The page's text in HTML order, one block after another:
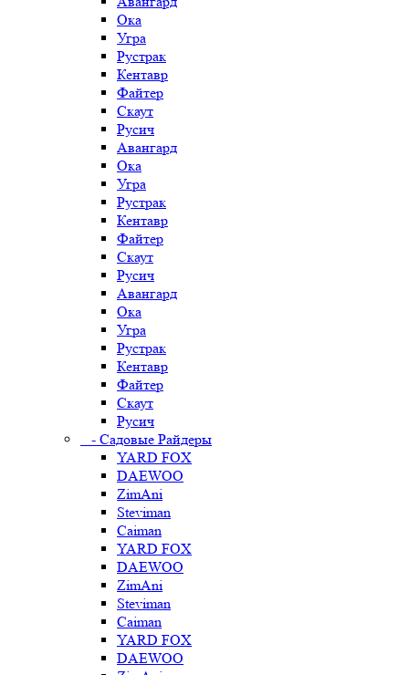
Ока
Угра
Рустрак
Кентавр
Файтер
Скаут
Русич
Авангард
Ока
Угра
Рустрак
Кентавр
Файтер
Скаут
Русич
Авангард
Ока
Угра
Рустрак
Кентавр
Файтер
Скаут
Русич
- Садовые Райдеры
YARD FOX
DAEWOO
ZimAni
Steviman
Caiman
YARD FOX
DAEWOO
ZimAni
Steviman
Caiman
YARD FOX
DAEWOO